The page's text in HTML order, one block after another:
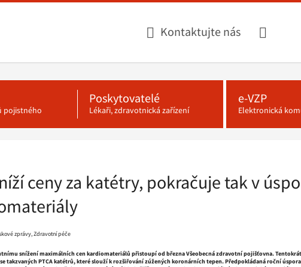
Kontaktujte nás
pojistného
Poskytovatelé
Lékaři, zdravotnická zařízení
e-VZP
Elektronická
ceny za katétry, pokračuje tak v
zprávy, Zdravotní péče
snížení maximálních cen kardiomateriálů přistoupí od března Všeobecná zdravotní pojišťovna.
takzvaných PTCA katétrů, které slouží k rozšiřování zúžených koronárních tepen. Předpokládaná roční